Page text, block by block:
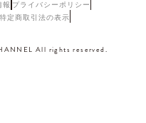
報 プライバシーポリシー
特定商取引法の表示
All rights reserved.